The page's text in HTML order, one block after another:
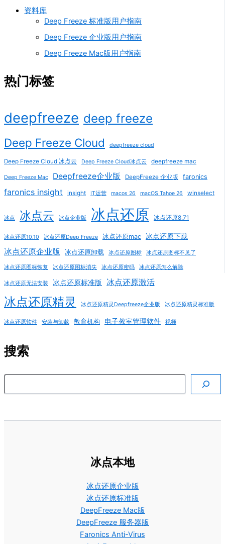
资料库
Deep Freeze 标准版用户指南
Deep Freeze 企业版用户指南
Deep Freeze Mac版用户指南
热门标签
deepfreeze deep freeze
Deep Freeze Cloud deepfreeze cloud
Deep Freeze Cloud 冰点云 Deep Freeze Cloud冰点云 deepfreeze mac
Deep Freeze Mac Deepfreeze企业版 DeepFreeze 企业版 faronics
faronics insight insight IT运营 macos 26 macOS Tahoe 26 winselect
冰点 冰点云 冰点企业版 冰点还原 冰点还原8.71
冰点还原10.10 冰点还原Deep Freeze 冰点还原mac 冰点还原下载
冰点还原企业版 冰点还原卸载 冰点还原图标 冰点还原图标不见了
冰点还原图标恢复 冰点还原图标消失 冰点还原密码 冰点还原怎么解除
冰点还原无法安装 冰点还原标准版 冰点还原激活
冰点还原精灵 冰点还原精灵Deepfreeze企业版 冰点还原精灵标准版
冰点还原软件 安装与卸载 教育机构 电子教室管理软件 视频
搜索
搜索
冰点本地
冰点还原企业版
冰点还原标准版
DeepFreeze Mac版
DeepFreeze 服务器版
Faronics Anti-Virus